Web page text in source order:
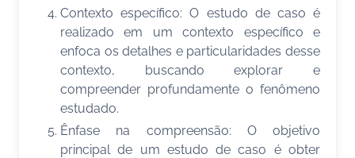
Contexto específico: O estudo de caso é
realizado em um contexto específico e
enfoca os detalhes e particularidades desse
contexto, buscando explorar e
compreender profundamente o fenômeno
estudado.
Ênfase na compreensão: O objetivo
principal de um estudo de caso é obter